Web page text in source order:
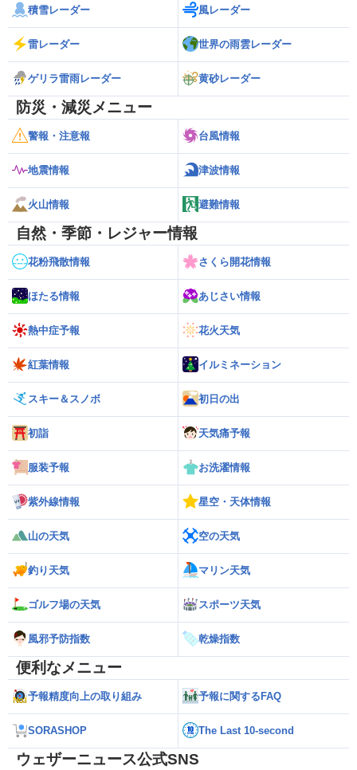
積雪レーダー 風レーダー
雷レーダー 世界の雨雲レーダー
ゲリラ雷雨レーダー 黄砂レーダー
防災・減災メニュー
警報・注意報 台風情報
地震情報 津波情報
火山情報 避難情報
自然・季節・レジャー情報
花粉飛散情報 さくら開花情報
ほたる情報 あじさい情報
熱中症予報 花火天気
紅葉情報 イルミネーション
スキー＆スノボ 初日の出
初詣 天気痛予報
服装予報 お洗濯情報
紫外線情報 星空・天体情報
山の天気 空の天気
釣り天気 マリン天気
ゴルフ場の天気 スポーツ天気
風邪予防指数 乾燥指数
便利なメニュー
予報精度向上の取り組み 予報に関するFAQ
SORASHOP The Last 10-second
ウェザーニュース公式SNS